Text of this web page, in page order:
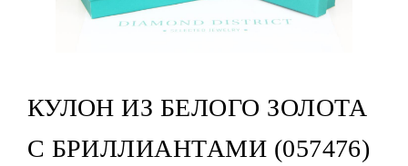
КУЛОН ИЗ БЕЛОГО ЗОЛОТА
С БРИЛЛИАНТАМИ (057476)